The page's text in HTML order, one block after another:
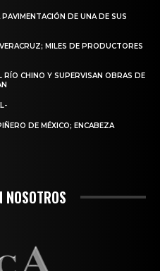
DE UNA DE SUS
MILES DE PRODUCTORES
RÍO CHINO Y SUPERVISAN OBRAS DE
DE MÉXICO; ENCABEZA